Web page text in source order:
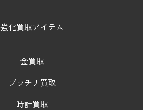
強化買取アイテム
金買取
プラチナ買取
時計買取